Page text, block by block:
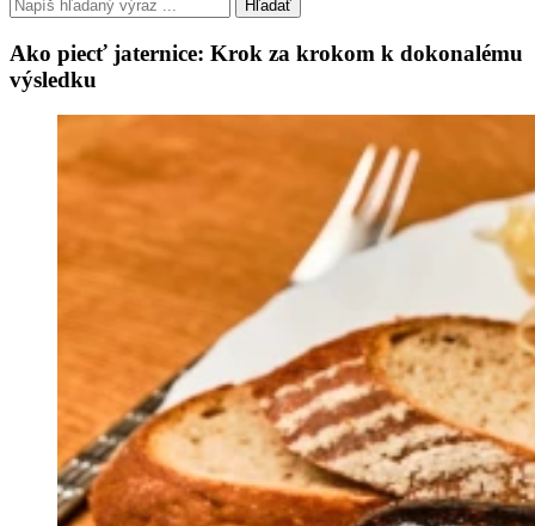
Hľadať
Ako piecť jaternice: Krok za krokom k dokonalému
výsledku